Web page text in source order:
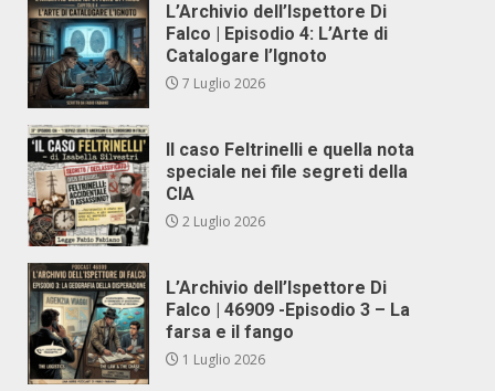
L’Archivio dell’Ispettore Di
Falco | Episodio 4: L’Arte di
Catalogare l’Ignoto
7 Luglio 2026
Il caso Feltrinelli e quella nota
speciale nei file segreti della
CIA
2 Luglio 2026
L’Archivio dell’Ispettore Di
Falco | 46909 -Episodio 3 – La
farsa e il fango
1 Luglio 2026